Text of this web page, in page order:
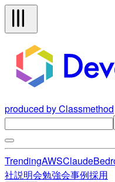
produced by Classmethod
TrendingAWSClaude
社説明会勉強会事例採用